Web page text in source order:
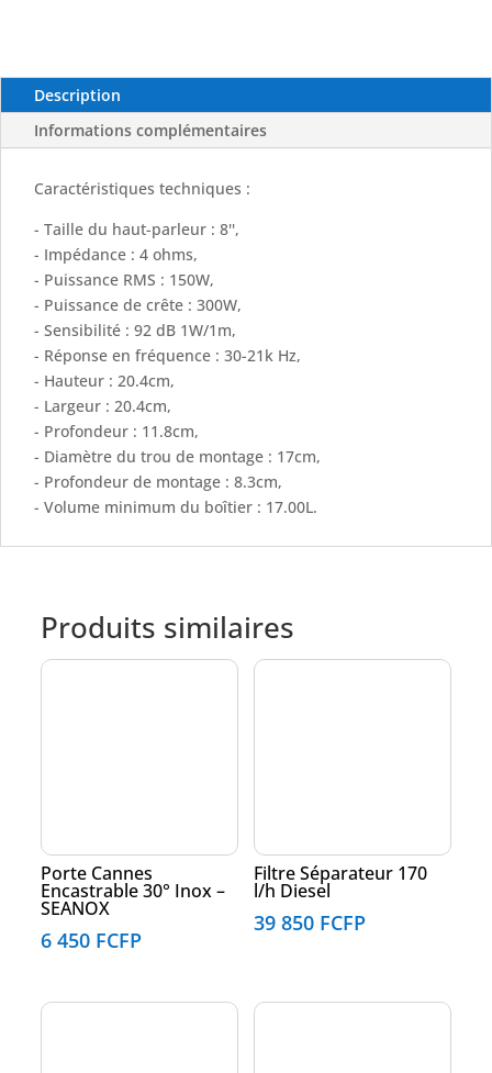
au sel/brouillard.
Grilles blanches et noires incluses.
Description
Informations complémentaires
Caractéristiques techniques :
- Taille du haut-parleur : 8'',
- Impédance : 4 ohms,
- Puissance RMS : 150W,
- Puissance de crête : 300W,
- Sensibilité : 92 dB 1W/1m,
- Réponse en fréquence : 30-21k Hz,
- Hauteur : 20.4cm,
- Largeur : 20.4cm,
- Profondeur : 11.8cm,
- Diamètre du trou de montage : 17cm,
- Profondeur de montage : 8.3cm,
- Volume minimum du boîtier : 17.00L.
Produits similaires
Porte Cannes
Encastrable 30° Inox –
SEANOX
6 450 FCFP
Filtre Séparateur 170
l/h Diesel
39 850 FCFP